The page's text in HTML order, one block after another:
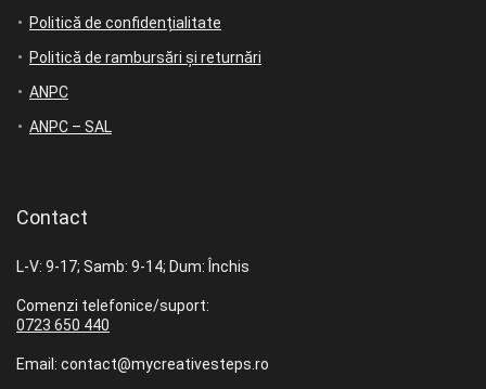
Politică de confidențialitate
Politică de rambursări și returnări
ANPC
ANPC – SAL
Contact
L-V: 9-17; Samb: 9-14; Dum: Închis
Comenzi telefonice/suport:
0723 650 440
Email: contact@mycreativesteps.ro